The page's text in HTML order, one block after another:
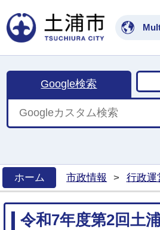
Google検索
ホーム
市政情報 > 行政運
令和7年度第2回土